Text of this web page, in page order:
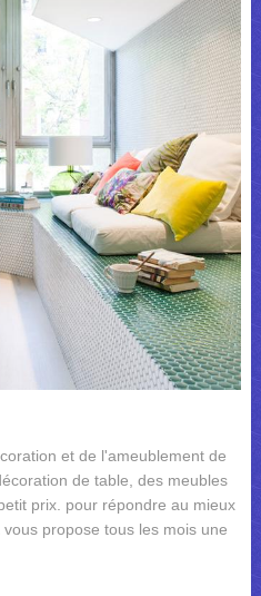
et de l'ameublement de
de table, des meubles
prix. pour répondre au mieux
vous propose tous les mois une